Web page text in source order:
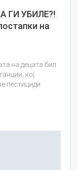
ГИ УБИЛЕ?!
на
на децата бил
кој
пестициди